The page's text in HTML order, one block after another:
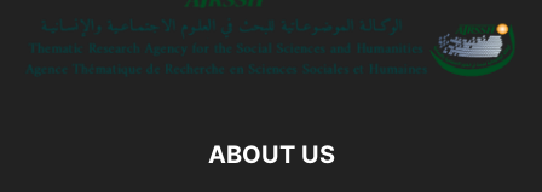
ABOUT US